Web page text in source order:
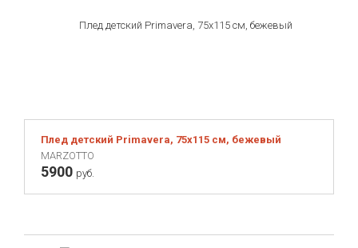
Плед детский Primavera, 75х115 см, бежевый
MARZOTTO
5900 руб.